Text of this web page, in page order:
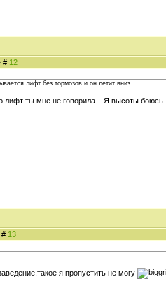
# 12
лифт без тормозов и он летит вниз
лифт ты мне не говорила... Я высоты боюсь...
# 13
я пропустить не могу